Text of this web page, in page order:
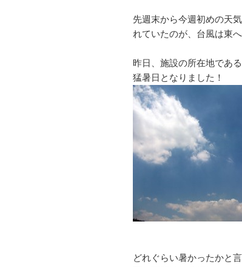
先週末から今週初めの天
れていたのが、台風は東
昨日、施設の所在地であ
どれぐらい暑かったかと